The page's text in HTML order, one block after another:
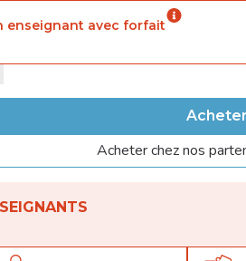
enseignant avec forfait
Acheter chez nos